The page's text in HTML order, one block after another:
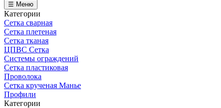
☰ Меню
Категории
Сетка сварная
Сетка плетеная
Сетка тканая
ЦПВС Сетка
Системы ограждений
Сетка пластиковая
Проволока
Сетка крученая Манье
Профили
Категории